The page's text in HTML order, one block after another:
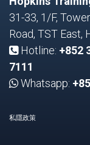
31-33, 1/F,
Road, TST East,
Hotline: +852
7111
Whatsapp:
私隱政策